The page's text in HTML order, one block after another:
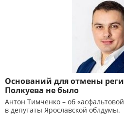
Оснований для отмены
Полкуева не было
Антон Тимченко – об
в депутаты Ярославской облдумы.